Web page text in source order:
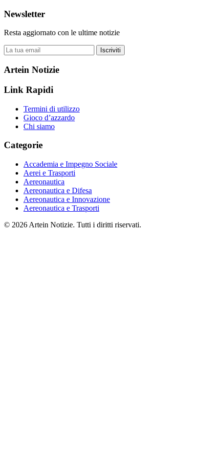
Newsletter
Resta aggiornato con le ultime notizie
Iscriviti
Artein Notizie
Link Rapidi
Termini di utilizzo
Gioco d’azzardo
Chi siamo
Categorie
Accademia e Impegno Sociale
Aerei e Trasporti
Aereonautica
Aereonautica e Difesa
Aereonautica e Innovazione
Aereonautica e Trasporti
© 2026 Artein Notizie. Tutti i diritti riservati.